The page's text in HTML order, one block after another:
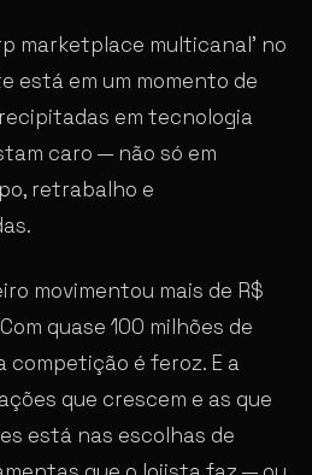
marketplace multicanal’ no
está em um momento de
em tecnologia
caro — não só em
retrabalho e
movimentou mais de R$
quase 100 milhões de
competição é feroz. E a
que crescem e as que
está nas escolhas de